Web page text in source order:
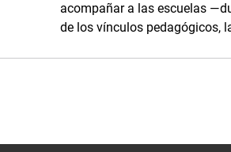
acompañar a las escuelas
de los vínculos pedagógicos,